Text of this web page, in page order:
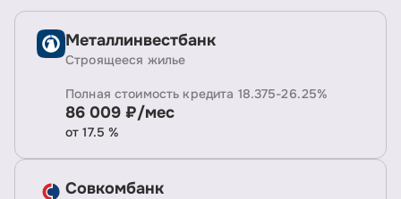
Металлинвестбанк
Строящееся жилье
Полная стоимость кредита 18.375-26.25%
86 009 ₽/мес
от 17.5 %
Совкомбанк